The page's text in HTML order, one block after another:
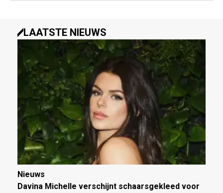
LAATSTE NIEUWS
Nieuws
Davina Michelle verschijnt schaarsgekleed voor